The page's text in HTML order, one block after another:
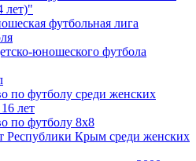
лет)"
футбольная лига
юношеского футбола
по футболу среди женских
лет
по футболу 8х8
Республики Крым среди женских